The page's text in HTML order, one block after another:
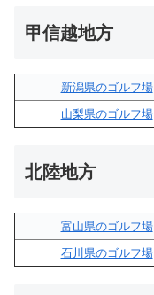
甲信越地方
新潟県のゴルフ場
山梨県のゴルフ場
北陸地方
富山県のゴルフ場
石川県のゴルフ場